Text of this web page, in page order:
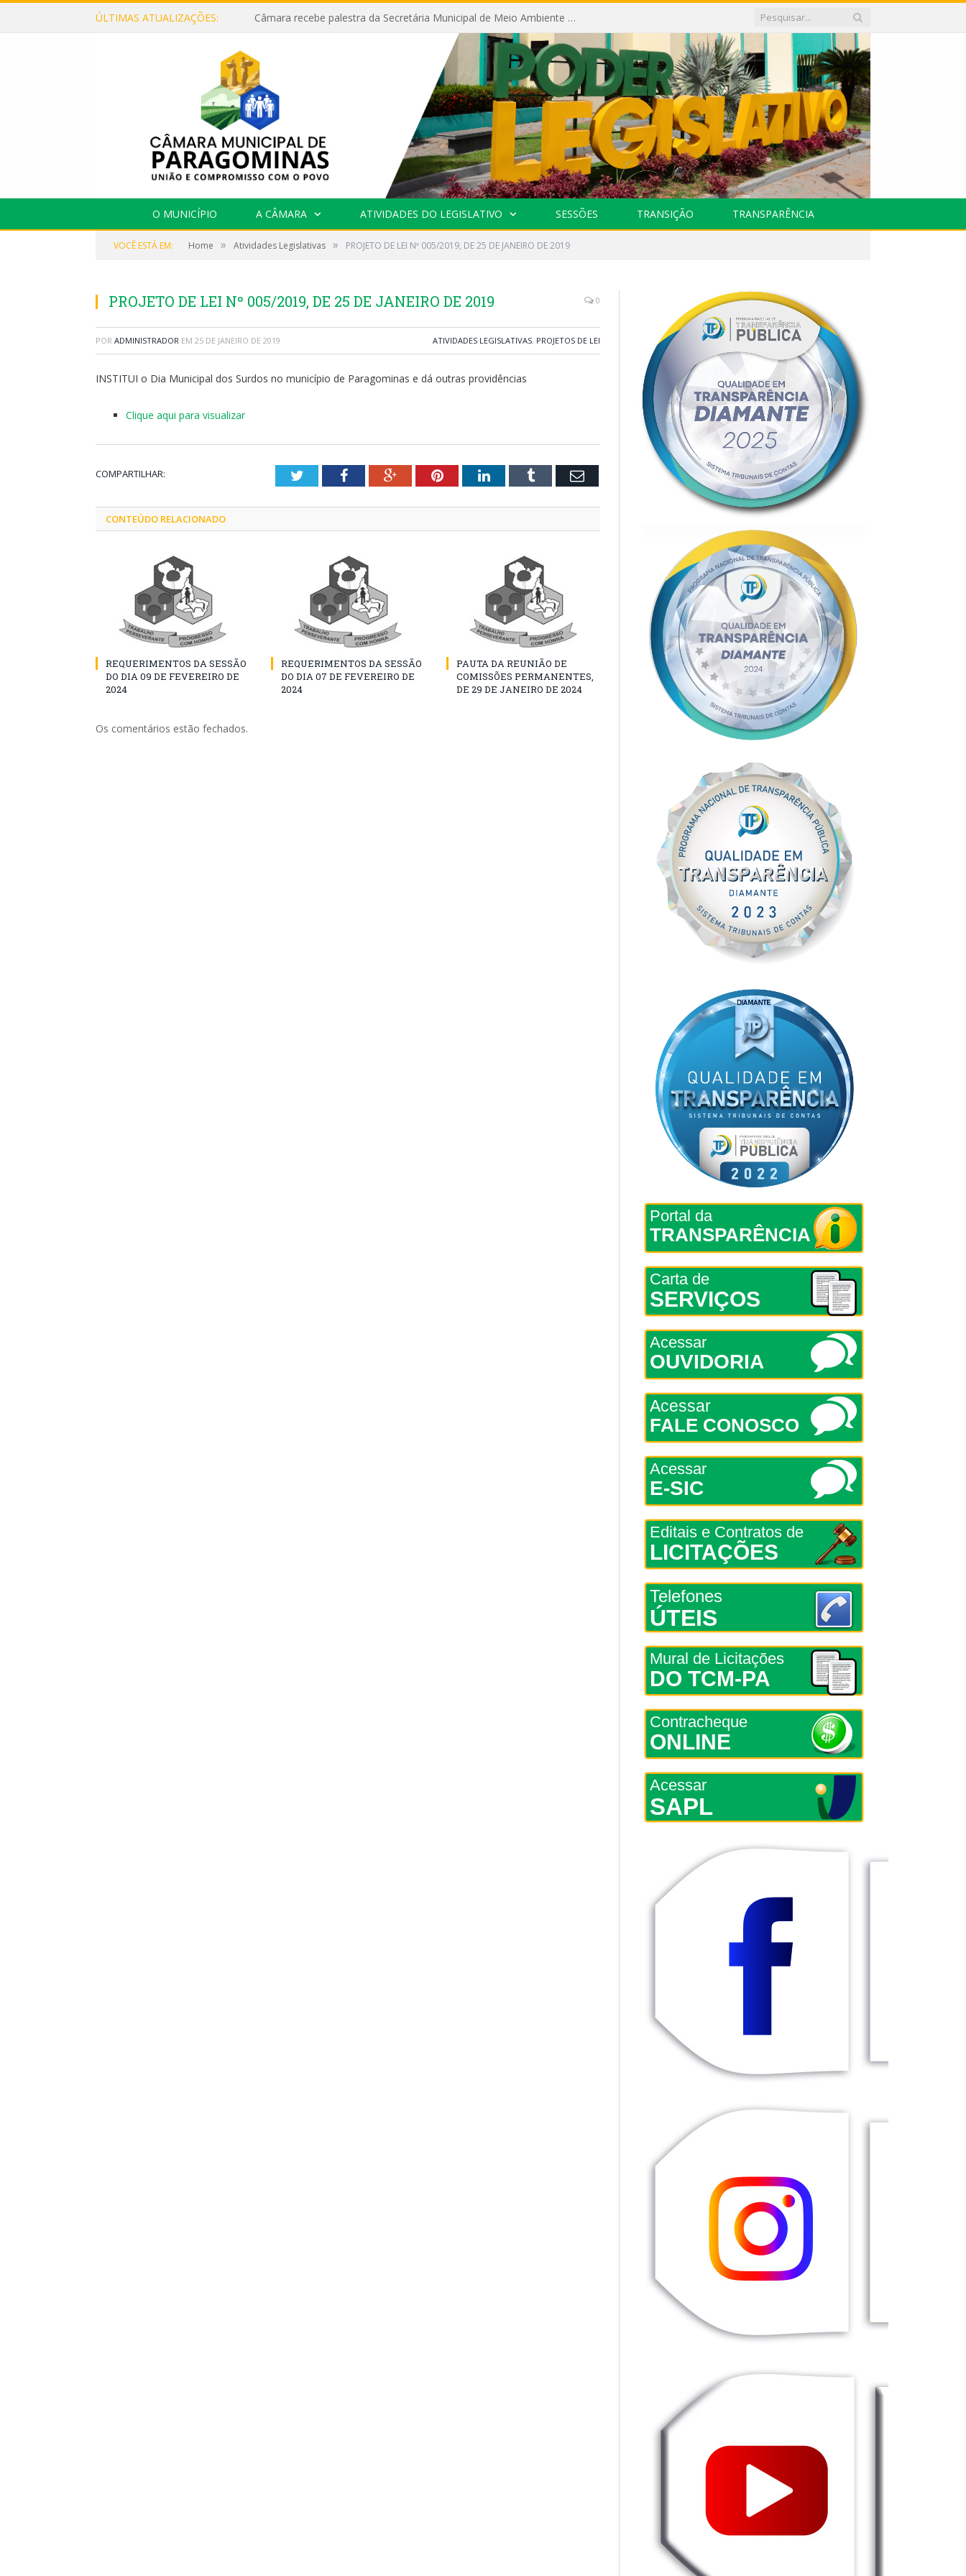
ÚLTIMAS ATUALIZAÇÕES: Câmara recebe palestra da Secretária Municipal de Meio Ambiente sobre as ações da “SEMANA DO MEIO AMBIENTE”
O MUNICÍPIO A CÂMARA ATIVIDADES DO LEGISLATIVO SESSÕES TRANSIÇÃO TRANSPARÊNCIA
VOCÊ ESTÁ EM: Home » Atividades Legislativas » PROJETO DE LEI Nº 005/2019, DE 25 DE JANEIRO DE 2019
PROJETO DE LEI Nº 005/2019, DE 25 DE JANEIRO DE 2019 0
POR ADMINISTRADOR EM 25 DE JANEIRO DE 2019 ATIVIDADES LEGISLATIVAS, PROJETOS DE LEI
INSTITUI o Dia Municipal dos Surdos no município de Paragominas e dá outras providências
Clique aqui para visualizar
COMPARTILHAR: TwitterFacebookGoogle+PinterestLinkedInTumblr Email
CONTEÚDO RELACIONADO
REQUERIMENTOS DA SESSÃO
DO DIA 09 DE FEVEREIRO DE
2024
REQUERIMENTOS DA SESSÃO
DO DIA 07 DE FEVEREIRO DE
2024
PAUTA DA REUNIÃO DE
COMISSÕES PERMANENTES,
DE 29 DE JANEIRO DE 2024
Os comentários estão fechados.
Portal da
TRANSPARÊNCIA
Carta de
SERVIÇOS
Acessar
OUVIDORIA
Acessar
FALE CONOSCO
Acessar
E-SIC
Editais e Contratos de
LICITAÇÕES
Telefones
ÚTEIS
Mural de Licitações
DO TCM-PA
Contracheque
ONLINE
Acessar
SAPL